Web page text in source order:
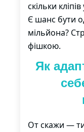
скільки
Є шанс бути
мільйона?
фішкою.
Як
От скажи —